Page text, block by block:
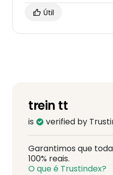
Útil
trein tt
is verified by
Garantimos que
100% reais.
O que é Trustindex?